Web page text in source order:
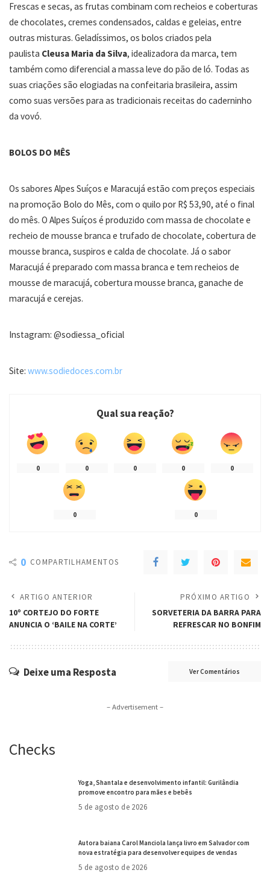
Frescas e secas, as frutas combinam com recheios e coberturas
de chocolates, cremes condensados, caldas e geleias, entre
outras misturas. Geladíssimos, os bolos criados pela
paulista Cleusa Maria da Silva, idealizadora da marca, tem
também como diferencial a massa leve do pão de ló. Todas as
suas criações são elogiadas na confeitaria brasileira, assim
como suas versões para as tradicionais receitas do caderninho
da vovó.
BOLOS DO MÊS
Os sabores Alpes Suíços e Maracujá estão com preços especiais
na promoção Bolo do Mês, com o quilo por R$ 53,90, até o final
do mês. O Alpes Suíços é produzido com massa de chocolate e
recheio de mousse branca e trufado de chocolate, cobertura de
mousse branca, suspiros e calda de chocolate. Já o sabor
Maracujá é preparado com massa branca e tem recheios de
mousse de maracujá, cobertura mousse branca, ganache de
maracujá e cerejas.
Instagram: @sodiessa_oficial
Site: www.sodiedoces.com.br
Qual sua reação?
0 0 0 0 0
0 0
0 COMPARTILHAMENTOS
ARTIGO ANTERIOR
10º CORTEJO DO FORTE
ANUNCIA O ‘BAILE NA CORTE’
PRÓXIMO ARTIGO
SORVETERIA DA BARRA PARA
REFRESCAR NO BONFIM
Deixe uma Resposta Ver Comentários
– Advertisement –
Checks
Yoga, Shantala e desenvolvimento infantil: Gurilândia
promove encontro para mães e bebês
5 de agosto de 2026
Autora baiana Carol Manciola lança livro em Salvador com
nova estratégia para desenvolver equipes de vendas
5 de agosto de 2026